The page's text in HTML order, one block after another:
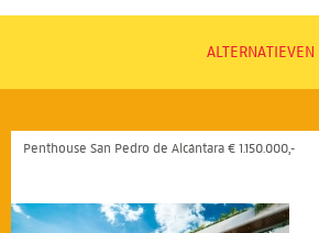
ALTERNATIEVEN
Penthouse San Pedro de Alcántara € 1.150.000,-